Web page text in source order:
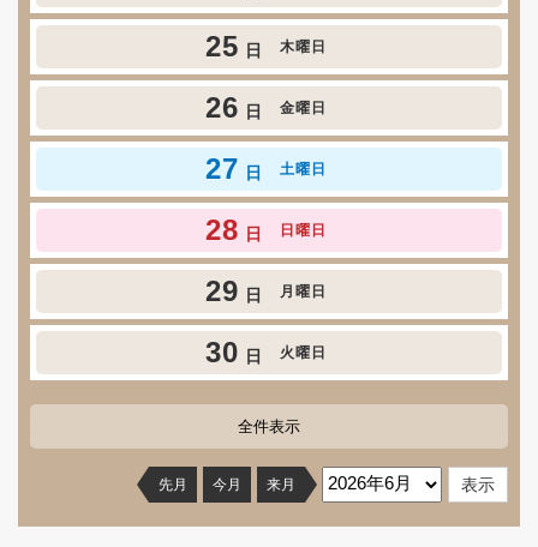
25 日 木曜日
26 日 金曜日
27 日 土曜日
28 日 日曜日
29 日 月曜日
30 日 火曜日
全件表示
先月 今月 来月